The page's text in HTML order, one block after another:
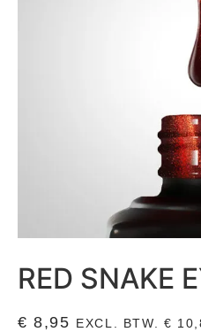
RED SNAKE
€ 8,95 EXCL. BTW. €